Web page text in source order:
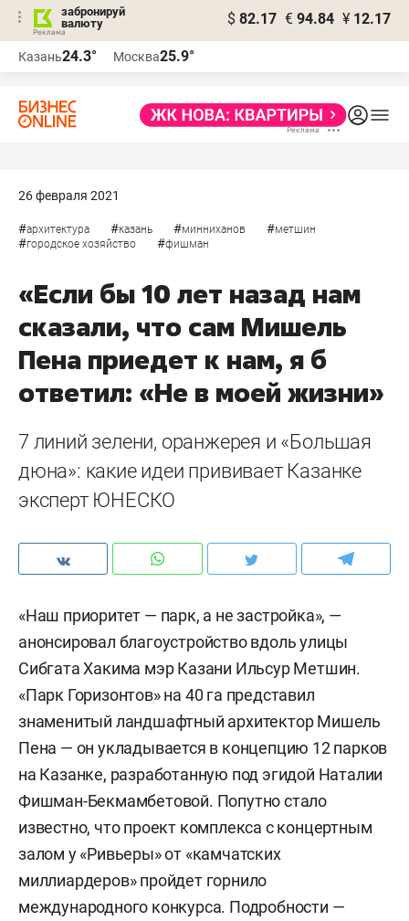
забронируй
валюту
$ 82.17 € 94.84 ¥ 12.17
Казань24.3° Москва25.9°
26 февраля 2021
#архитектура #казань #минниханов #метшин
#городское хозяйство #фишман
«Если бы 10 лет назад нам
сказали, что сам Мишель
Пена приедет к нам, я б
ответил: «Не в моей жизни»
7 линий зелени, оранжерея и «Большая
дюна»: какие идеи прививает Казанке
эксперт ЮНЕСКО
«Наш приоритет — парк, а не застройка», —
анонсировал благоустройство вдоль улицы
Сибгата Хакима мэр Казани Ильсур Метшин.
«Парк Горизонтов» на 40 га представил
знаменитый ландшафтный архитектор Мишель
Пена — он укладывается в концепцию 12 парков
на Казанке, разработанную под эгидой Наталии
Фишман-Бекмамбетовой. Попутно стало
известно, что проект комплекса с концертным
залом у «Ривьеры» от «камчатских
миллиардеров» пройдет горнило
международного конкурса. Подробности —